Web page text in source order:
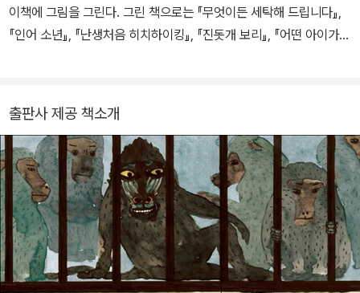
이책에 그림을 그린다. 그린 책으로는 『무엇이든 세탁해 드립니다』,
『인어 소년』, 『난생처음 히치하이킹』, 『진돗개 보리』, 『어떤 아이가』,
출판사 제공 책소개